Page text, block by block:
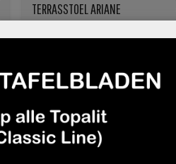
TERRASSTOEL ARIANE